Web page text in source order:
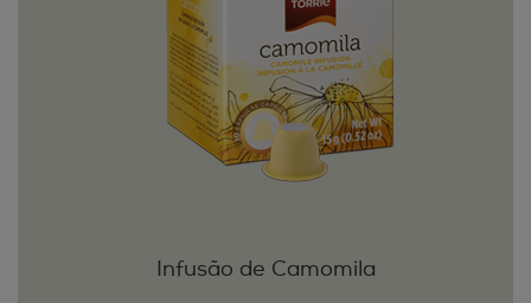
Infusão de Camomila